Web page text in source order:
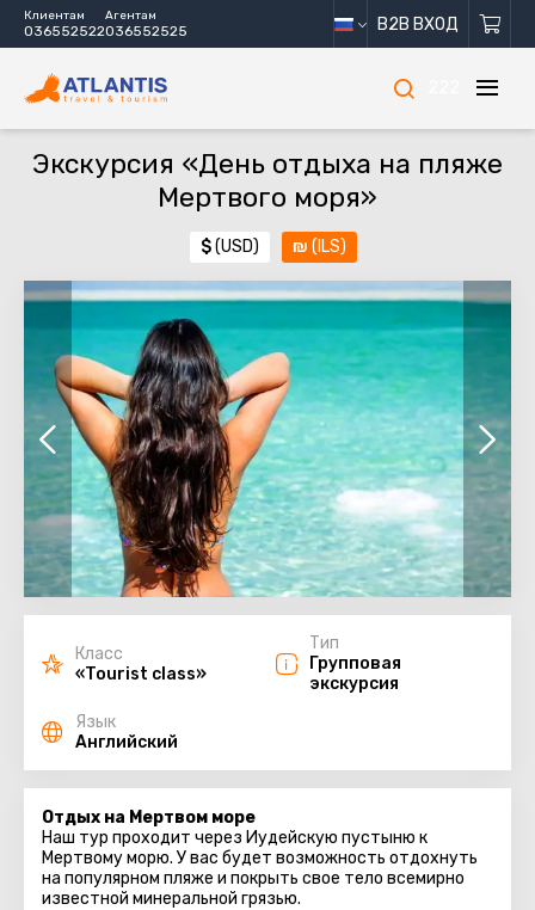
Клиентам
036552522
Агентам
036552525 B2B ВХОД
Экскурсия «День отдыха на пляже
Мертвого моря»
$(USD) ₪ (ILS)
Класс
«Tourist class»
Тип
Групповая
экскурсия
Язык
Английский
Отдых на Мертвом море
Наш тур проходит через Иудейскую пустыню к
Мертвому морю. У вас будет возможность отдохнуть
на популярном пляже и покрыть свое тело всемирно
известной минеральной грязью.